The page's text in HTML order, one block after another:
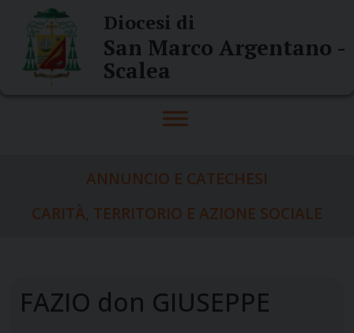
content
Diocesi di
San Marco Argentano -
Scalea
ANNUNCIO E CATECHESI
CARITÀ, TERRITORIO E AZIONE SOCIALE
FAZIO don GIUSEPPE